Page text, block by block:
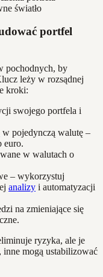
portfel
pochodnych, by
leży w rozsądnej
kroki:
swojego portfela i
w pojedynczą walutę –
euro.
w walutach o
– wykorzystuj
analizy i automatyzacji
na zmieniające się
ryzyka, ale je
inne mogą ustabilizować